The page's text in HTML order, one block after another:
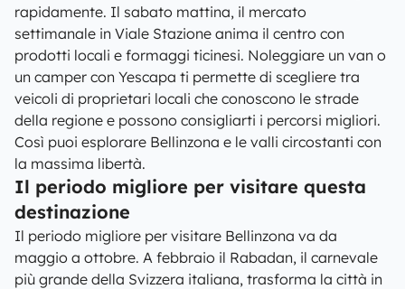
rapidamente. Il sabato mattina, il mercato
settimanale in Viale Stazione anima il centro con
prodotti locali e formaggi ticinesi. Noleggiare un van o
un camper con Yescapa ti permette di scegliere tra
veicoli di proprietari locali che conoscono le strade
della regione e possono consigliarti i percorsi migliori.
Così puoi esplorare Bellinzona e le valli circostanti con
la massima libertà.
Il periodo migliore per visitare questa
destinazione
Il periodo migliore per visitare Bellinzona va da
maggio a ottobre. A febbraio il Rabadan, il carnevale
più grande della Svizzera italiana, trasforma la città in